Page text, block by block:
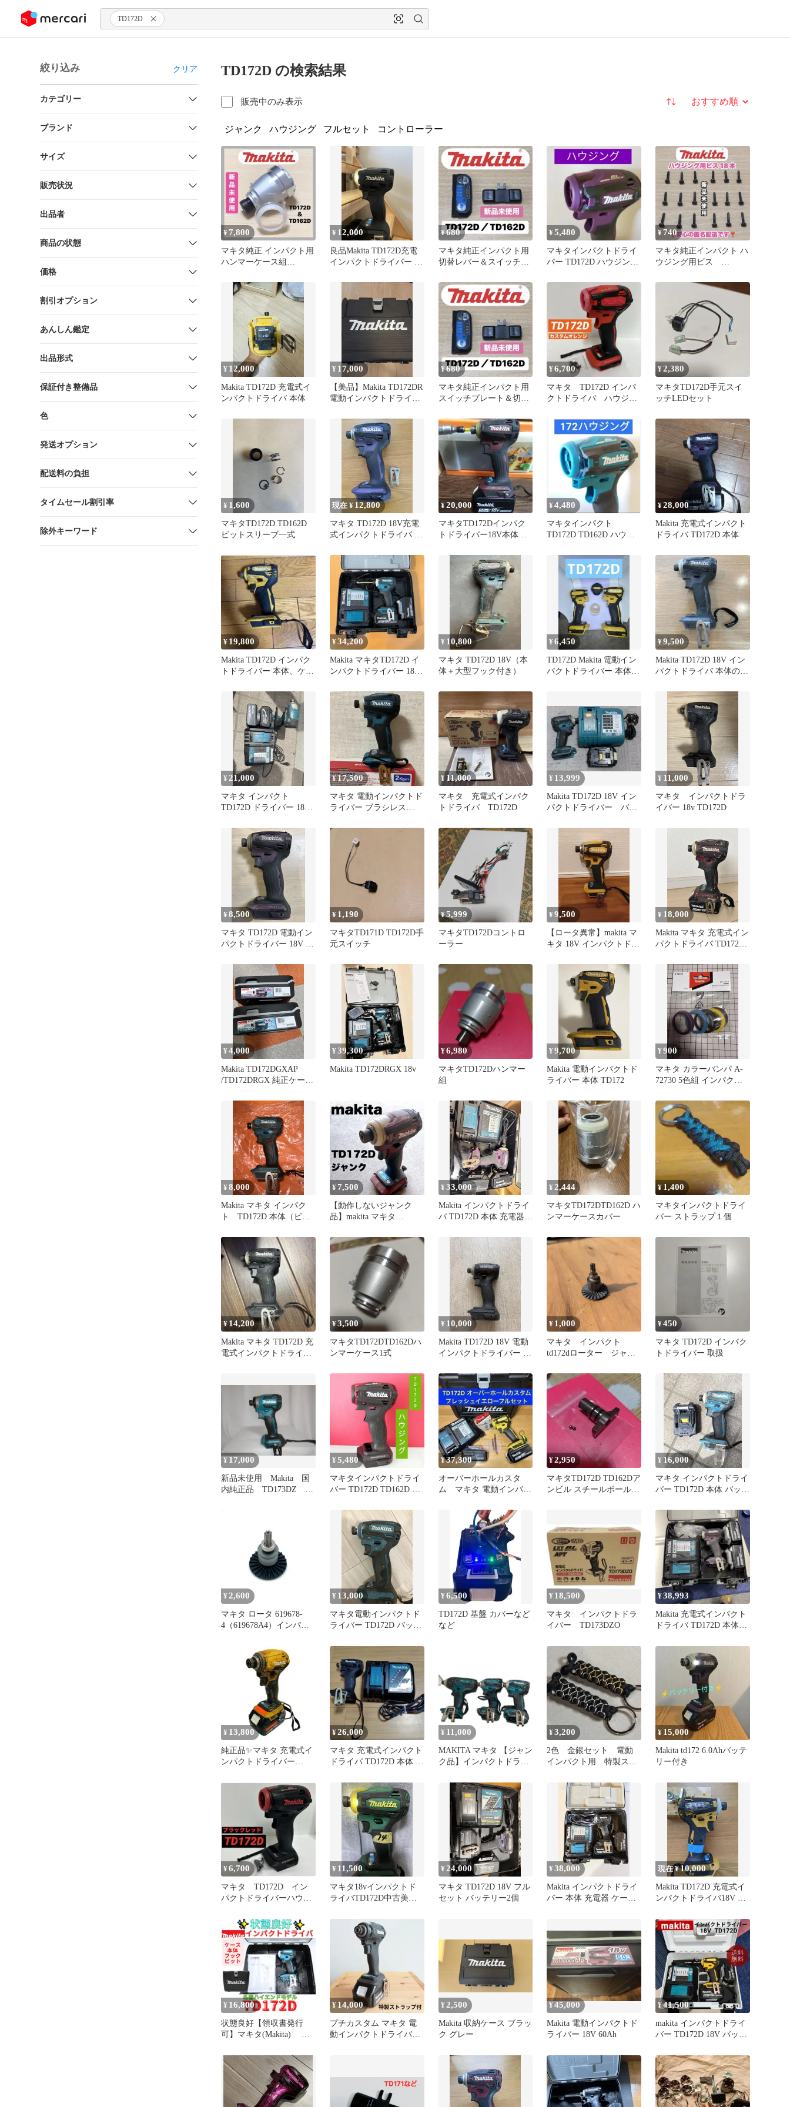
ツにスキップ TD172D
絞り込み クリア
カテゴリー
ブランド
サイズ
販売状況
出品者
商品の状態
価格
割引オプション
あんしん鑑定
出品形式
保証付き整備品
色
発送オプション
配送料の負担
タイムセール割引率
除外キーワード
TD172D の検索結果
販売中のみ表示 並び替え
ジャンク ハウジング フルセット コントローラー
¥ 7,800
マキタ純正 インパクト用
ハンマーケース組
¥ 12,000
良品Makita TD172D充電
インパクトドライバー 本
¥680
マキタ純正インパクト用
切替レバー＆スイッチプ
TD162D
¥5,480
マキタインパクトドライ
バー TD172D ハウジング
¥740
マキタ純正インパクト ハ
ウジング用ビス
TD162D
¥ 12,000
Makita TD172D 充電式イ
ンパクトドライバ 本体
¥ 17,000
【美品】Makita TD172DR
電動インパクトドライバ
¥680
マキタ純正インパクト用
スイッチプレート＆切替
TD162D
¥6,700
マキタ TD172D インパ
クトドライバ ハウジン
¥2,380
マキタTD172D手元スイ
ッチLEDセット
¥ 1,600
マキタTD172D TD162D
ビットスリーブ一式
現在 ¥ 12,800
マキタ TD172D 18V充電
式インパクトドライバ 本
¥20,000
マキタTD172Dインパク
トドライバー18V本体、
¥4,480
マキタインパクト
TD172D TD162D ハウジ
¥28,000
Makita 充電式インパクト
ドライバ TD172D 本体
¥ 19,800
Makita TD172D インパク
トドライバー 本体、ケー
¥34,200
Makita マキタTD172D イ
ンパクトドライバー 18V
¥ 10,800
マキタ TD172D 18V（本
体＋大型フック付き）
¥6,450
TD172D Makita 電動イン
パクトドライバー 本体
¥9,500
Makita TD172D 18V イン
パクトドライバ 本体のみ
¥ 21,000
マキタ インパクト
TD172D ドライバー 18V
¥17,500
マキタ 電動インパクトド
ライバー ブラシレス
¥ 11,000
マキタ 充電式インパク
トドライバ TD172D
¥ 13,999
Makita TD172D 18V イン
パクトドライバー バッ
¥ 11,000
マキタ インパクトドラ
イバー 18v TD172D
¥8,500
マキタ TD172D 電動イン
パクトドライバー 18V 本
¥ 1,190
マキタTD171D TD172D手
元スイッチ
¥5,999
マキタTD172Dコントロ
ーラー
¥9,500
【ロータ異常】makita マ
キタ 18V インパクトドラ
¥ 18,000
Makita マキタ 充電式イン
パクトドライバ TD172D
¥4,000
Makita TD172DGXAP
/TD172DRGX 純正ケース
¥39,300
Makita TD172DRGX 18v
¥6,980
マキタTD172Dハンマー
組
¥9,700
Makita 電動インパクトド
ライバー 本体 TD172
¥900
マキタ カラーバンパ A-
72730 5色組 インパクト
¥8,000
Makita マキタ インパク
ト TD172D 本体（ビッ
¥7,500
【動作しないジャンク
品】makita マキタ
イバー
¥33,000
Makita インパクトドライ
バ TD172D 本体 充電器
¥ 2,444
マキタTD172DTD162D ハ
ンマーケースカバー
¥ 1,400
マキタインパクトドライ
バー ストラップ１個
¥ 14,200
Makita マキタ TD172D 充
電式インパクトドライバ
¥3,500
マキタTD172DTD162Dハ
ンマーケース1式
¥ 10,000
Makita TD172D 18V 電動
インパクトドライバー 本
¥ 1,000
マキタ インパクト
td172dローター ジャン
¥450
マキタ TD172D インパク
トドライバー 取扱
¥ 17,000
新品未使用 Makita 国
内純正品 TD173DZ
¥5,480
マキタインパクトドライ
バー TD172D TD162D ハ
¥37,300
オーバーホールカスタ
ム マキタ 電動インパク
¥2,950
マキタTD172D TD162Dア
ンビル スチールボール2
¥ 16,000
マキタ インパクトドライ
バー TD172D 本体 バッテ
¥ 2,600
マキタ ロータ 619678-
4（619678A4）インパク
械 電動 工具 メンテナン
ス 修理 交換 消耗 予備
¥ 13,000
マキタ電動インパクトド
ライバー TD172D バッテ
¥6,500
TD172D 基盤 カバーなど
など
¥ 18,500
マキタ インパクトドラ
イバー TD173DZO
¥38,993
Makita 充電式インパクト
ドライバ TD172D 本体セ
¥ 13,800
純正品✨マキタ 充電式イ
ンパクトドライバー
¥26,000
マキタ 充電式インパクト
ドライバ TD172D 本体 充
¥ 11,000
MAKITA マキタ 【ジャン
ク品】インパクトドライ
TD172D
¥3,200
2色 金銀セット 電動
インパクト用 特製スト
¥ 15,000
Makita td172 6.0Ahバッテ
リー付き
¥6,700
マキタ TD172D イン
パクトドライバーハウジ
¥ 11,500
マキタ18vインパクトド
ライバTD172D中古美品
本体のみ
¥24,000
マキタ TD172D 18V フル
セット バッテリー2個
¥38,000
Makita インパクトドライ
バー 本体 充電器 ケース
現在 ¥10,000
Makita TD172D 充電式イ
ンパクトドライバ18V 本
¥ 16,800
状態良好【領収書発行
可】マキタ(Makita) 充
18Ｖ TD172D 青
TD172DZ 0721
¥ 14,000
プチカスタム マキタ 電
動インパクトドライバー
¥2,500
Makita 収納ケース ブラッ
ク グレー
¥45,000
Makita 電動インパクトド
ライバー 18V 60Ah
¥41,500
makita インパクトドライ
バー TD172D 18V バッテ